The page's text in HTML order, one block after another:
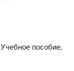
пособие.